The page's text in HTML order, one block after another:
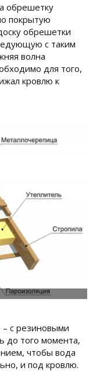
обрешетку
покрытую
обрешетки
с таким
волна
для того,
кровлю к
с резиновыми
до того момента,
чтобы вода
и под кровлю.